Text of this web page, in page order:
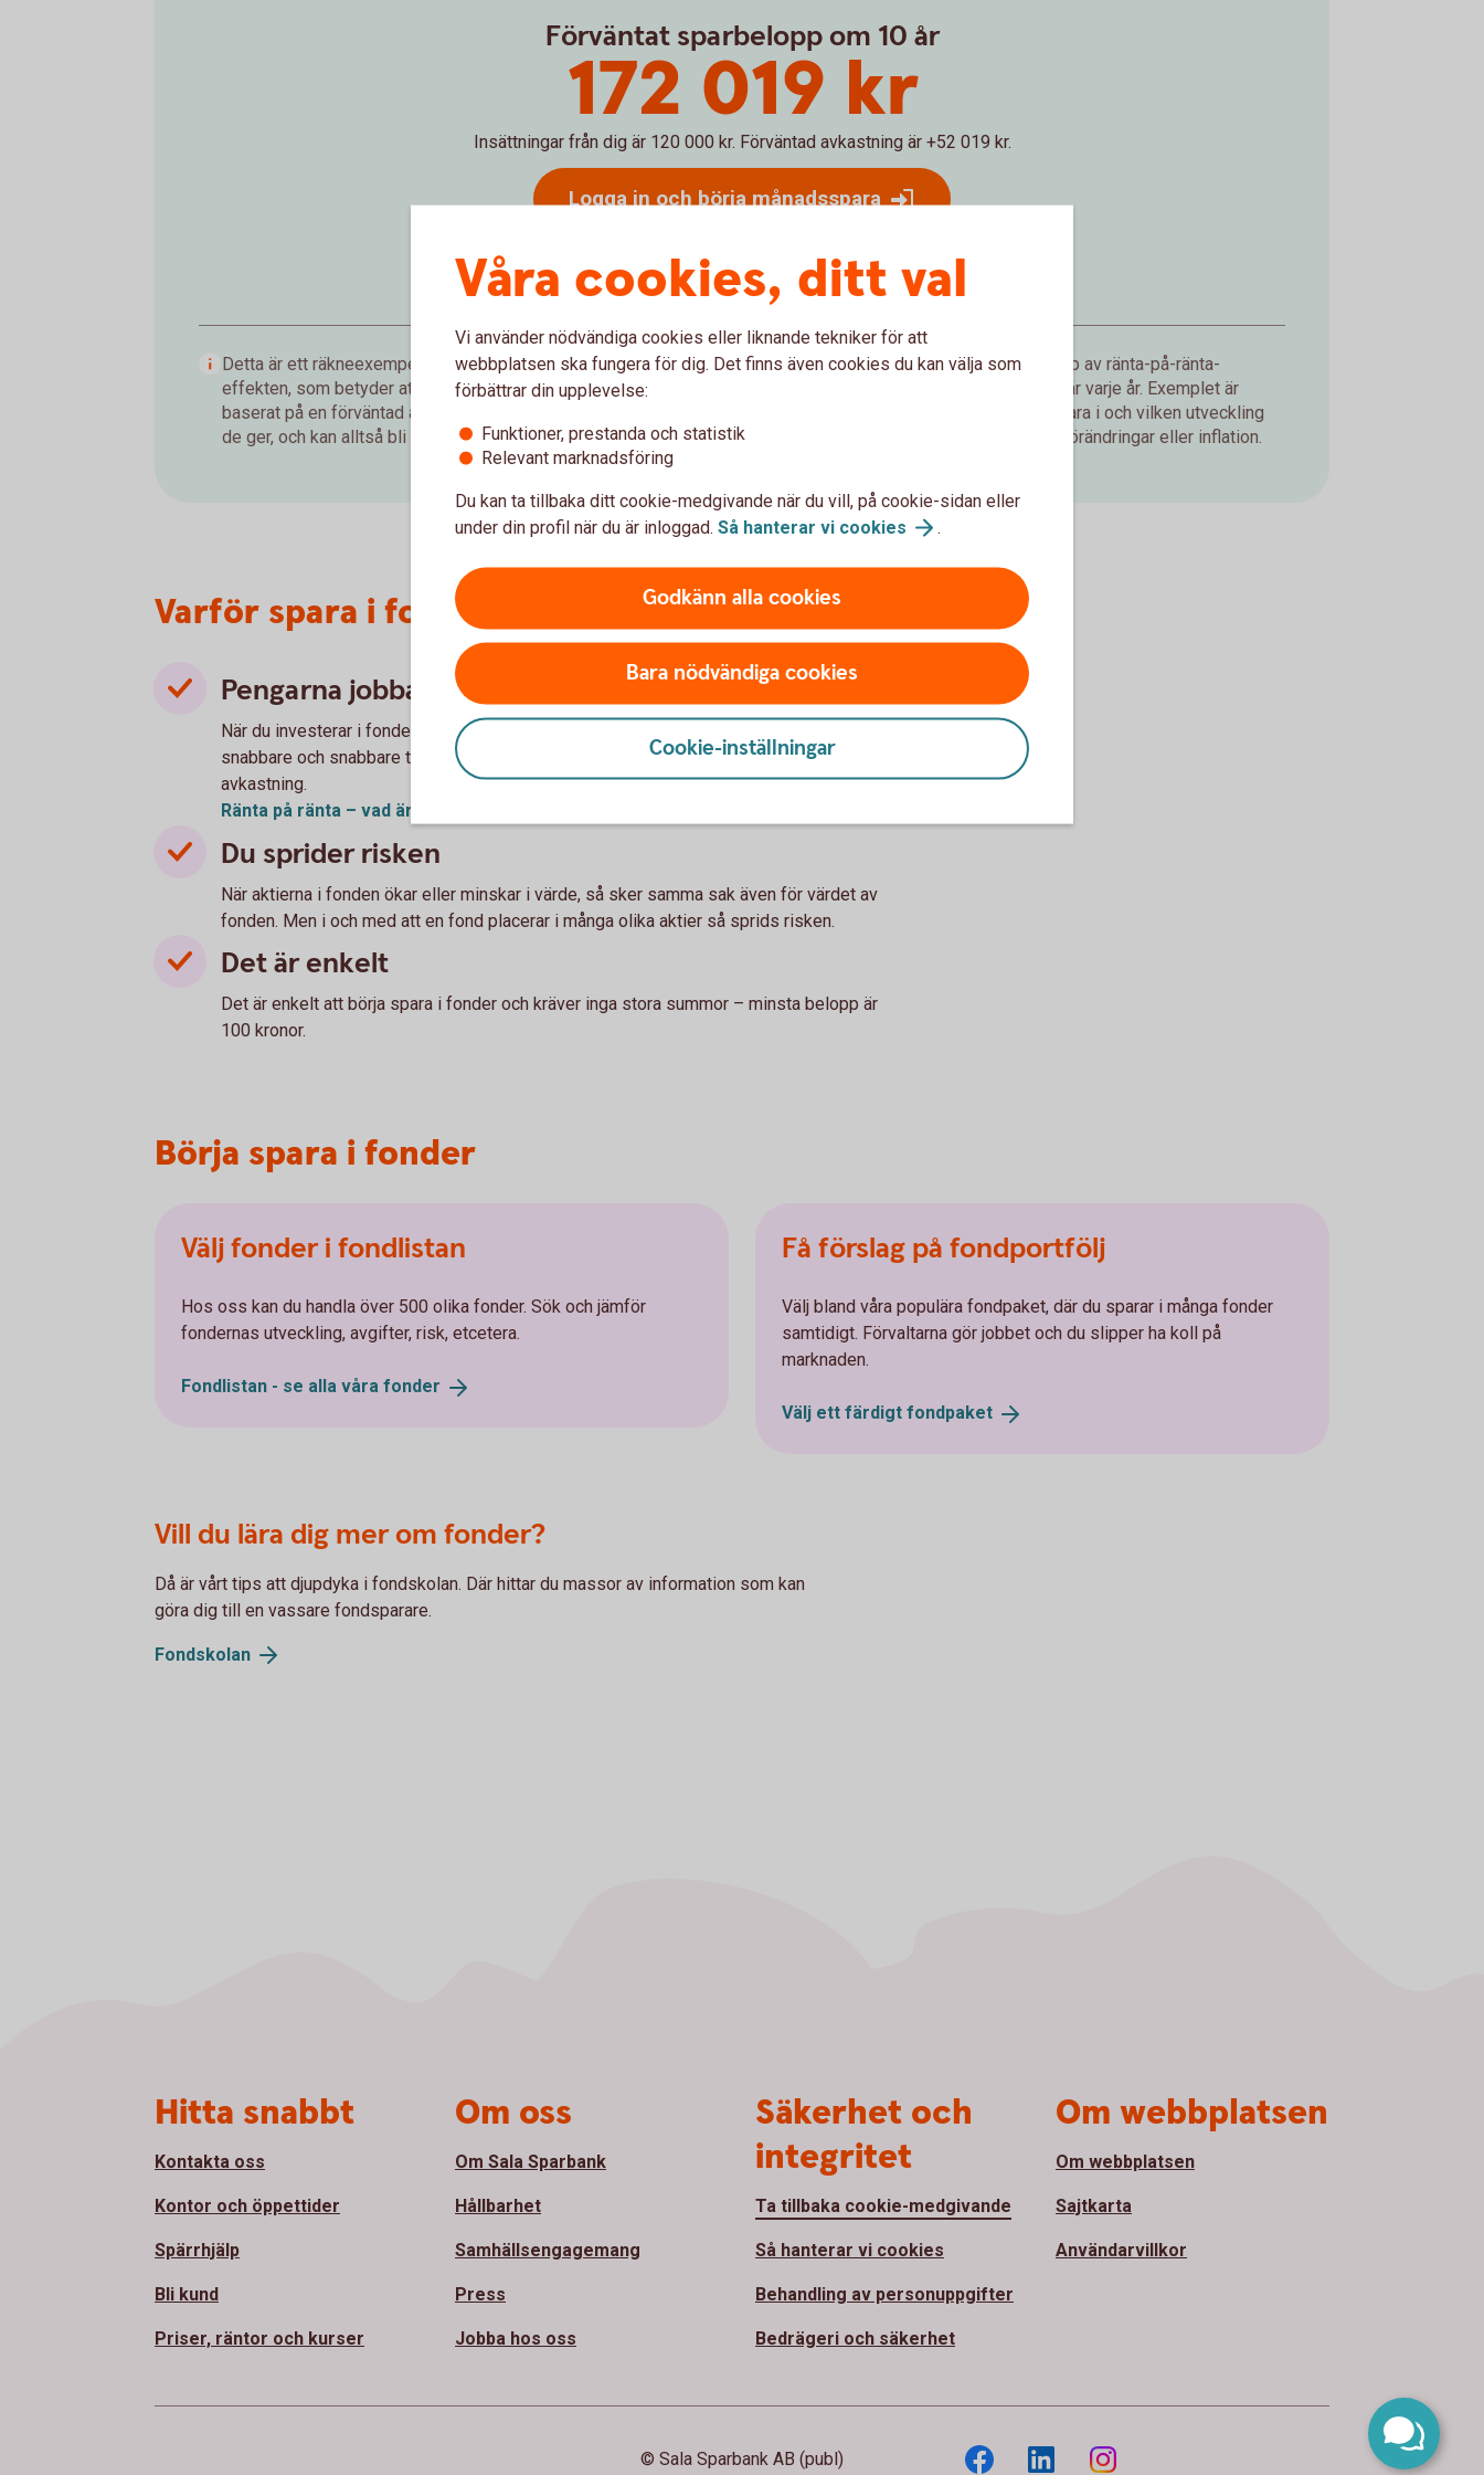
Förväntat sparbelopp om 10 år
172 019 kr
Insättningar från dig är 120 000 kr. Förväntad avkastning är +52 019 kr.
Logga in och börja månadsspara
Detta är ett räkneexempel som visar hur ditt månadssparande i fonder skulle kunna utvecklas över tid med hjälp av ränta-på-ränta-
effekten, som betyder att du tjänar pengar både på de pengar du själv satt in och dessutom på avkastning du får varje år. Exemplet är
baserat på en förväntad årsavkastning. Den faktiska avkastningen beror på vilken typ av fonder du väljer att spara i och vilken utveckling
de ger, och kan alltså bli både högre och lägre än i exemplet. Vi har inte tagit hänsyn till skatter, avgifter, valutaförändringar eller inflation.
Varför spara i fonder?
Pengarna jobbar för dig
När du investerar i fonder ger du pengarna en chans att växa. Med tiden växer pengarna
snabbare och snabbare tack vare ränta på ränta-effekten. Du får alltså avkastning på din
avkastning.
Ränta på ränta – vad är
Du sprider risken
När aktierna i fonden ökar eller minskar i värde, så sker samma sak även för värdet av
fonden. Men i och med att en fond placerar i många olika aktier så sprids risken.
Det är enkelt
Det är enkelt att börja spara i fonder och kräver inga stora summor – minsta belopp är
100 kronor.
Börja spara i fonder
Välj fonder i fondlistan
Hos oss kan du handla över 500 olika fonder. Sök och jämför
fondernas utveckling, avgifter, risk, etcetera.
Fondlistan - se alla våra fonder
Få förslag på fondportfölj
Välj bland våra populära fondpaket, där du sparar i många fonder
samtidigt. Förvaltarna gör jobbet och du slipper ha koll på
marknaden.
Välj ett färdigt fondpaket
Vill du lära dig mer om fonder?
Då är vårt tips att djupdyka i fondskolan. Där hittar du massor av information som kan
göra dig till en vassare fondsparare.
Fondskolan
Våra cookies, ditt val
Vi använder nödvändiga cookies eller liknande tekniker för att
webbplatsen ska fungera för dig. Det finns även cookies du kan välja som
förbättrar din upplevelse:
Funktioner, prestanda och statistik
Relevant marknadsföring
Du kan ta tillbaka ditt cookie-medgivande när du vill, på cookie-sidan eller
under din profil när du är inloggad. Så hanterar vi cookies .
Godkänn alla cookies
Bara nödvändiga cookies
Cookie-inställningar
Hitta snabbt
Kontakta oss
Kontor och öppettider
Spärrhjälp
Bli kund
Priser, räntor och kurser
Om oss
Om Sala Sparbank
Hållbarhet
Samhällsengagemang
Press
Jobba hos oss
Säkerhet och
integritet
Ta tillbaka cookie-medgivande
Så hanterar vi cookies
Behandling av personuppgifter
Bedrägeri och säkerhet
Om webbplatsen
Om webbplatsen
Sajtkarta
Användarvillkor
© Sala Sparbank AB (publ)